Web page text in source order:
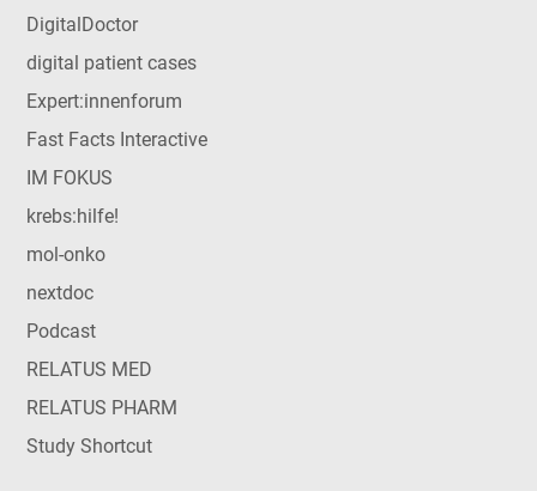
DigitalDoctor
digital patient cases
Expert:innenforum
Fast Facts Interactive
IM FOKUS
krebs:hilfe!
mol-onko
nextdoc
Podcast
RELATUS MED
RELATUS PHARM
Study Shortcut